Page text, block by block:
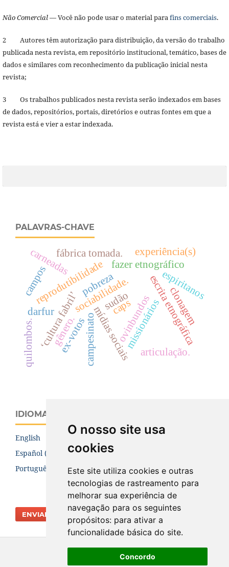
O nosso site usa
cookies
Este site utiliza cookies e outras
tecnologias de rastreamento para
melhorar sua experiência de
navegação para os seguintes
propósitos: para ativar a
funcionalidade básica do site.
Concordo
Não Comercial— Você não pode usar o material parafins comerciais.
2 Autores têm autorização para distribuição, da versão do trabalho
publicada nesta revista, em repositório institucional, temático, bases de
dados e similares com reconhecimento da publicação inicial nesta
revista;
3 Os trabalhos publicados nesta revista serão indexados em bases
de dados, repositórios, portais, diretórios e outras fontes em que a
revista está e vier a estar indexada.
PALAVRAS-CHAVE
mídias sociais
reprodutibilidade
ovinbundos
missionários
sociabilidade.
campesinato
carneadas
escrita etnográfica
fazer etnográfico
ex-votos
sudão
fábrica tomada. experiência(s)
‘cultura fabril’
articulação.
campos espiritanos
darfur
pobreza
gênero.
clonagem
quilombos.
caps
IDIOMA
English
Español (España)
Português (Brasil)
ENVIAR SUBMISSÃO